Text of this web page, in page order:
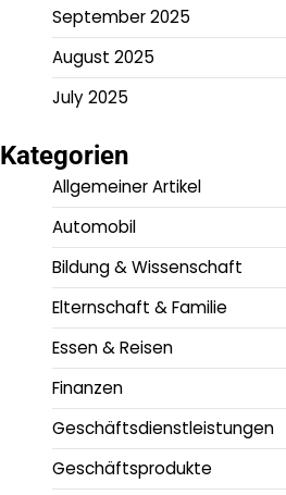
September 2025
August 2025
July 2025
Kategorien
Allgemeiner Artikel
Automobil
Bildung & Wissenschaft
Elternschaft & Familie
Essen & Reisen
Finanzen
Geschäftsdienstleistungen
Geschäftsprodukte